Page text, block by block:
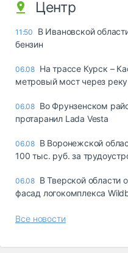
Центр
11:50
В Ивановской
бензин
06.08 На трассе Курск –
метровый мост через
06.08 Во Фрунзенском
протаранил Lada Vesta
06.08 В Воронежской
100 тыс. руб. за
06.08 В Тверской области
фасад логокомплекса
Все новости